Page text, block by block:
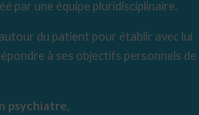
par une équipe pluridisciplinaire.
du patient pour établir avec lui
à ses objectifs personnels de
psychiatre,